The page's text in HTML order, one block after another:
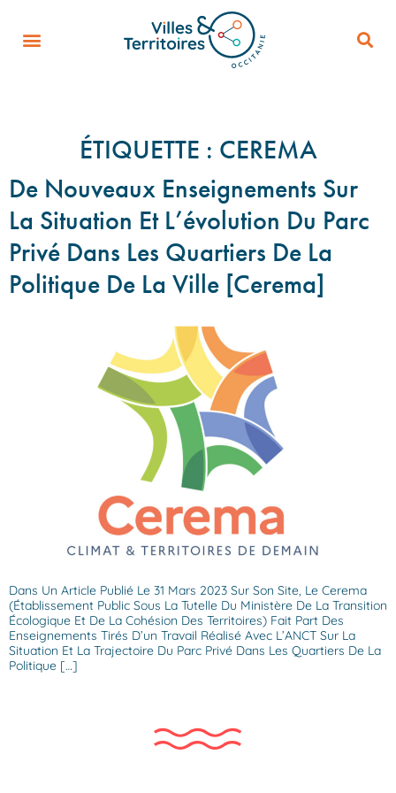
ÉTIQUETTE : CEREMA
De Nouveaux Enseignements Sur
La Situation Et L’évolution Du Parc
Privé Dans Les Quartiers De La
Politique De La Ville [Cerema]
Dans Un Article Publié Le 31 Mars 2023 Sur Son Site, Le Cerema
(établissement Public Sous La Tutelle Du Ministère De La Transition
Écologique Et De La Cohésion Des Territoires) Fait Part Des
Enseignements Tirés D’un Travail Réalisé Avec L’ANCT Sur La
Situation Et La Trajectoire Du Parc Privé Dans Les Quartiers De La
Politique […]